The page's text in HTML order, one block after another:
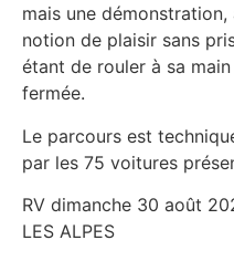
mais une
notion de plaisir sans
étant de rouler à sa
fermée.
Le parcours est
par les 75 voitures
RV dimanche 30 août
LES ALPES